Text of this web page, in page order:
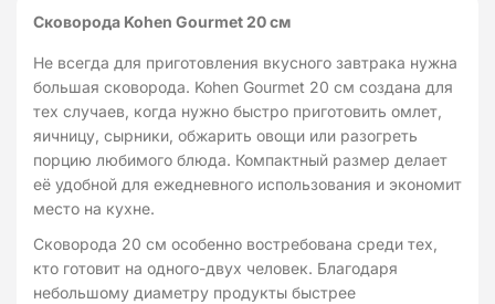
Сковорода Kohen Gourmet 20 см
Не всегда для приготовления вкусного завтрака нужна
большая сковорода. Kohen Gourmet 20 см создана для
тех случаев, когда нужно быстро приготовить омлет,
яичницу, сырники, обжарить овощи или разогреть
порцию любимого блюда. Компактный размер делает
её удобной для ежедневного использования и экономит
место на кухне.
Сковорода 20 см особенно востребована среди тех,
кто готовит на одного-двух человек. Благодаря
небольшому диаметру продукты быстрее